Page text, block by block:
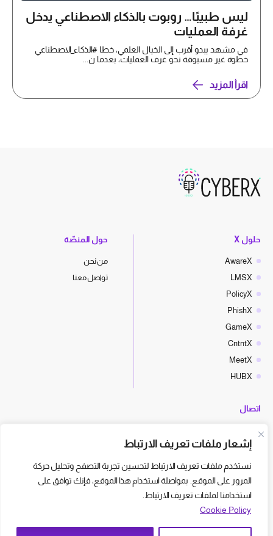
إشعار ملفات تعريف الارتباط
نستخدم ملفات تعريف الارتباط لتحسين تجربة التصفح وتحليل حركة
المرور على الموقع. بمواصلة استخدام هذا الموقع، فإنك توافق على
استخدامنا لملفات تعريف الارتباط.
Cookie Policy
ليس طبيبًا… روبوت بالذكاء الاصطناعي يدخل
غرفة العمليات
في مشهد يبدو أقرب إلى الخيال العلمي، خطا #الذكاء_الاصطناعي
خطوة غير مسبوقة نحو غرف العمليات، بعدما ن...
اقرأ المزيد
حلول X
AwareX
LMSX
PolicyX
PhishX
GameX
CntntX
MeetX
HUBX
حول المنصّة
من نحن
تواصل معنا
اتصال
hello@cyberx.world